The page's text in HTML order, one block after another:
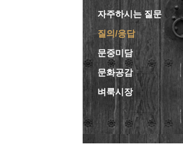
자주하시는 질문
질의/응답
문중미담
문화공감
벼룩시장